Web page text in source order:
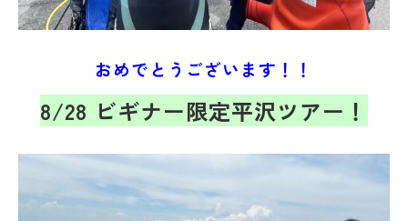
おめでとうございます！！
8/28 ビギナー限定平沢ツアー！